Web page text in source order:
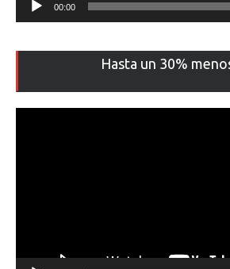
00:00
Hasta un 30%